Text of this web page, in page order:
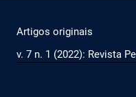
Artigos originais
v. 7 n. 1 (2022): Revista